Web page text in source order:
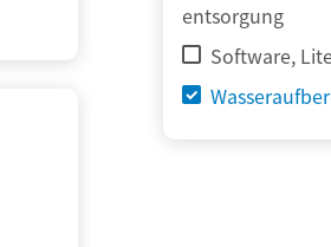
entsorgung
Software,